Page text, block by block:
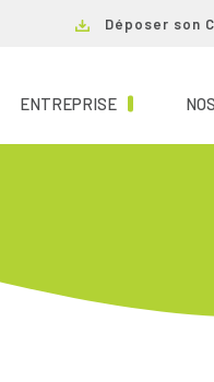
Déposer son
ENTREPRISE(CURRENT)